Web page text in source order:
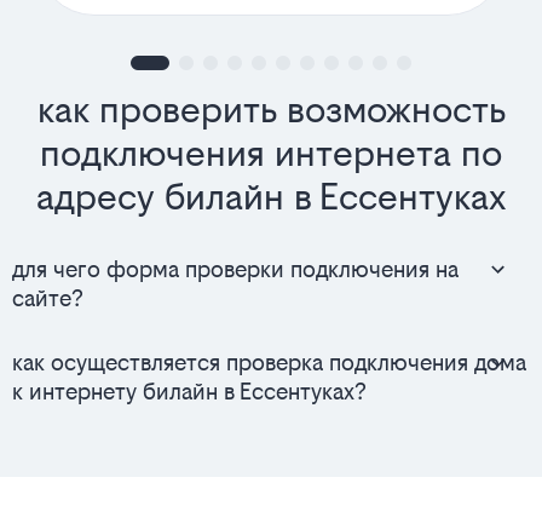
как проверить возможность
подключения интернета по
адресу билайн в Ессентуках
для чего форма проверки подключения на
сайте?
как осуществляется проверка подключения дома
к интернету билайн в Ессентуках?